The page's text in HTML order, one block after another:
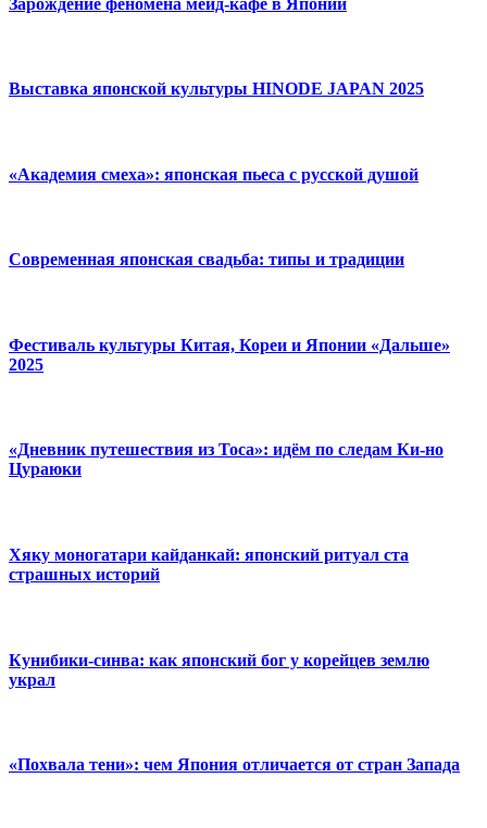
Выставка японской культуры HINODE JAPAN 2025
«Академия смеха»: японская пьеса с русской душой
Современная японская свадьба: типы и традиции
Фестиваль культуры Китая, Кореи и Японии «Дальше»
2025
«Дневник путешествия из Тоса»: идём по следам Ки-но
Цураюки
Хяку моногатари кайданкай: японский ритуал ста
страшных историй
Кунибики-синва: как японский бог у корейцев землю
украл
«Похвала тени»: чем Япония отличается от стран Запада